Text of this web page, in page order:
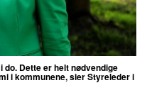
Dette er helt nødvendige
i kommunene, sierStyreleder i